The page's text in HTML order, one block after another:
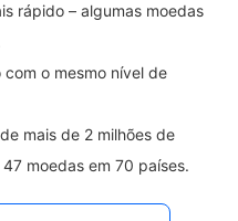
rápido – algumas moedas
o mesmo nível de
mais de 2 milhões de
moedas em 70 países.